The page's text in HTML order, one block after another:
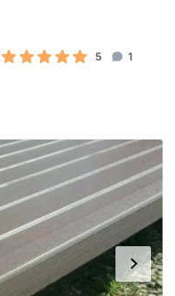
5 1